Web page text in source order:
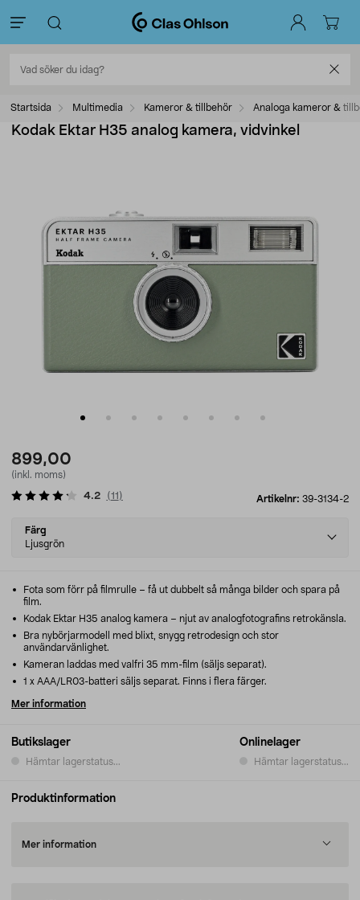
Startsida Multimedia Kameror & tillbehör Analoga kameror &
Kodak Ektar H35 analog kamera, vidvinkel
899,00
(inkl. moms)
Artikelnr: 39-3134-2
4.2 (11 )
Select
variant
Färg
Ljusgrön
Butikslager
Hämtar lagerstatus...
Onlinelager
Hämtar lagerstatus...
Fota som förr på filmrulle – få ut dubbelt så många bilder och spara på
film.
Kodak Ektar H35 analog kamera – njut av analogfotografins retrokänsla.
Bra nybörjarmodell med blixt, snygg retrodesign och stor
användarvänlighet.
Kameran laddas med valfri 35 mm-film (säljs separat).
1 x AAA/LR03-batteri säljs separat. Finns i flera färger.
Mer information
Produktinformation
Mer information